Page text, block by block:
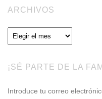
ARCHIVOS
Archivos
¡SÉ PARTE DE LA
Introduce tu correo